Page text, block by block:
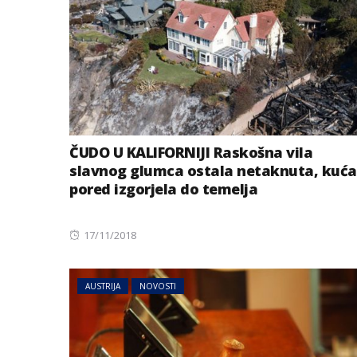
ČUDO U KALIFORNIJI Raskošna vila
slavnog glumca ostala netaknuta, kuća
pored izgorjela do temelja
Posted
17/11/2018
AUSTRIJA NOVOSTI
BIZNIS
niskog